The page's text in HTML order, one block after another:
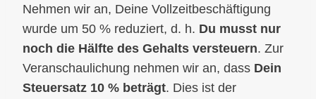
Nehmen wir an, Deine Vollzeitbeschäftigung
wurde um 50 % reduziert, d. h. Du musst nur
noch die Hälfte des Gehalts versteuern. Zur
Veranschaulichung nehmen wir an, dass Dein
Steuersatz 10 % beträgt. Dies ist der